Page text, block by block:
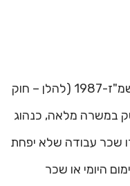
סעיף 2(א) לחוק שכר מינימום, התשמ"ז-1987 (להלן – חוק
במשרה מלאה, כנהוג
שכר עבודה שלא יפחת
היומי או שכר